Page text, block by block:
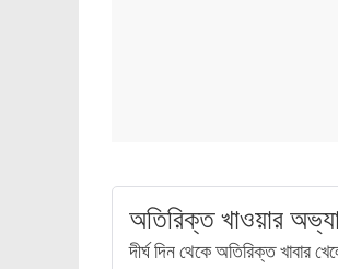
অতিরিক্ত খাওয়ার
দীর্ঘ দিন থেকে অতিরিক্ত খাবার